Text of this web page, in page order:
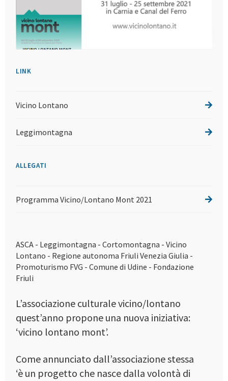
LINK
Vicino Lontano
Leggimontagna
ALLEGATI
Programma Vicino/Lontano Mont 2021
ASCA - Leggimontagna - Cortomontagna - Vicino
Lontano - Regione autonoma Friuli Venezia Giulia -
Promoturismo FVG - Comune di Udine - Fondazione
Friuli
L’associazione culturale vicino/lontano
quest’anno propone una nuova iniziativa:
‘vicino lontano mont’.
Come annunciato dall’associazione stessa
‘è un progetto che nasce dalla volontà di